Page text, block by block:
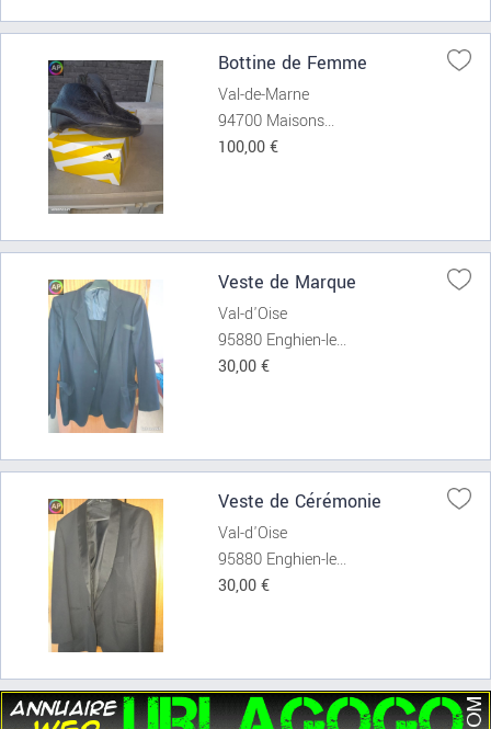
Bottine de Femme
Val-de-Marne
94700 Maisons...
100,00 €
Veste de Marque
Val-d'Oise
95880 Enghien-le...
30,00 €
Veste de Cérémonie
Val-d'Oise
95880 Enghien-le...
30,00 €